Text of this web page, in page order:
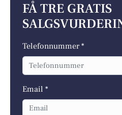
FÅ TRE GRATIS
Telefonnummer *
Email *